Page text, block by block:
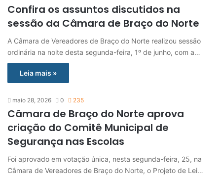
Confira os assuntos discutidos na
sessão da Câmara de Braço do Norte
A Câmara de Vereadores de Braço do Norte realizou sessão
ordinária na noite desta segunda-feira, 1º de junho, com a…
Leia mais »
maio 28, 2026 0 235
Câmara de Braço do Norte aprova
criação do Comitê Municipal de
Segurança nas Escolas
Foi aprovado em votação única, nesta segunda-feira, 25, na
Câmara de Vereadores de Braço do Norte, o Projeto de Lei…